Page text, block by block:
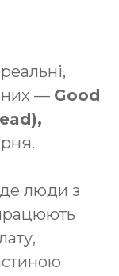
них — Good
люди з